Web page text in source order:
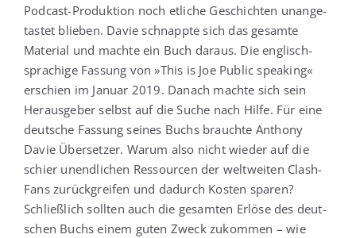
Pod­cast-Pro­duk­ti­on noch etli­che Geschich­ten unan­ge­
tas­tet blie­ben. Davie schnapp­te sich das gesam­te
Mate­ri­al und mach­te ein Buch dar­aus. Die eng­lisch­
spra­chi­ge Fas­sung von »This is Joe Public spea­king«
erschien im Janu­ar 2019. Danach mach­te sich sein
Her­aus­ge­ber selbst auf die Suche nach Hil­fe. Für eine
deut­sche Fas­sung sei­nes Buchs brauch­te Antho­ny
Davie Über­set­zer. War­um also nicht wie­der auf die
schier unend­li­chen Res­sour­cen der welt­wei­ten Clash-
Fans zurück­grei­fen und dadurch Kos­ten spa­ren?
Schließ­lich soll­ten auch die gesam­ten Erlö­se des deut­
schen Buchs einem guten Zweck zukom­men – wie